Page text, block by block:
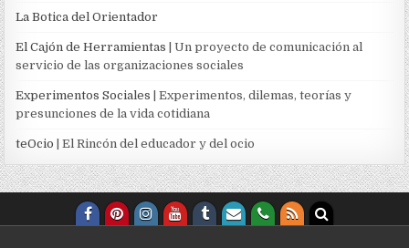
La Botica del Orientador
El Cajón de Herramientas | Un proyecto de comunicación al
servicio de las organizaciones sociales
Experimentos Sociales | Experimentos, dilemas, teorías y
presunciones de la vida cotidiana
teOcio | El Rincón del educador y del ocio